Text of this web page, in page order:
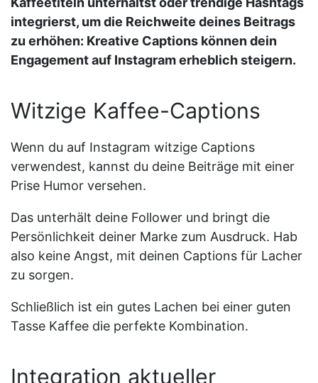
integrierst, um die Reichweite deines Beitrags
zu erhöhen: Kreative Captions können dein
Engagement auf Instagram erheblich steigern.
Witzige Kaffee-Captions
Wenn du auf Instagram witzige Captions
verwendest, kannst du deine Beiträge mit einer
Prise Humor versehen.
Das unterhält deine Follower und bringt die
Persönlichkeit deiner Marke zum Ausdruck. Hab
also keine Angst, mit deinen Captions für Lacher
zu sorgen.
Schließlich ist ein gutes Lachen bei einer guten
Tasse Kaffee die perfekte Kombination.
Integration aktueller